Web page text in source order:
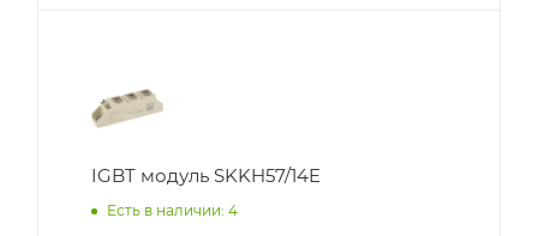
IGBT модуль SKKH57/14E
Есть в наличии: 4